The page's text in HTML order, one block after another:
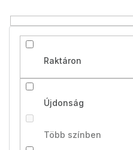
é
s
Raktáron
Újdonság
Több színben